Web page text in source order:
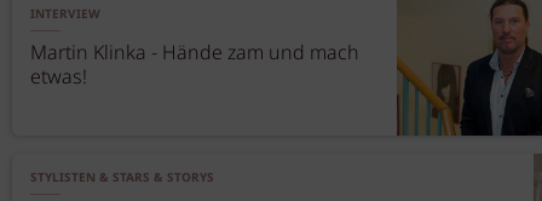
INTERVIEW
Martin Klinka - Hände zam und mach
etwas!
STYLISTEN & STARS & STORYS